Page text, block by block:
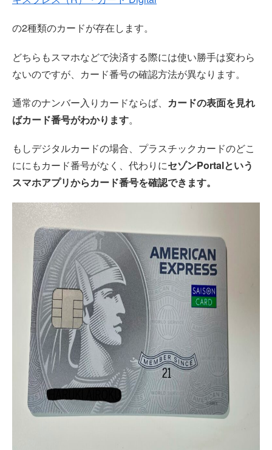
の2種類のカードが存在します。
どちらもスマホなどで決済する際には使い勝手は変わら
ないのですが、カード番号の確認方法が異なります。
通常のナンバー入りカードならば、 カードの表面を見れ
ばカード番号がわかります。
もしデジタルカードの場合、プラスチックカードのどこ
ににもカード番号がなく、代わりにセゾンPortalという
スマホアプリからカード番号を確認できます。